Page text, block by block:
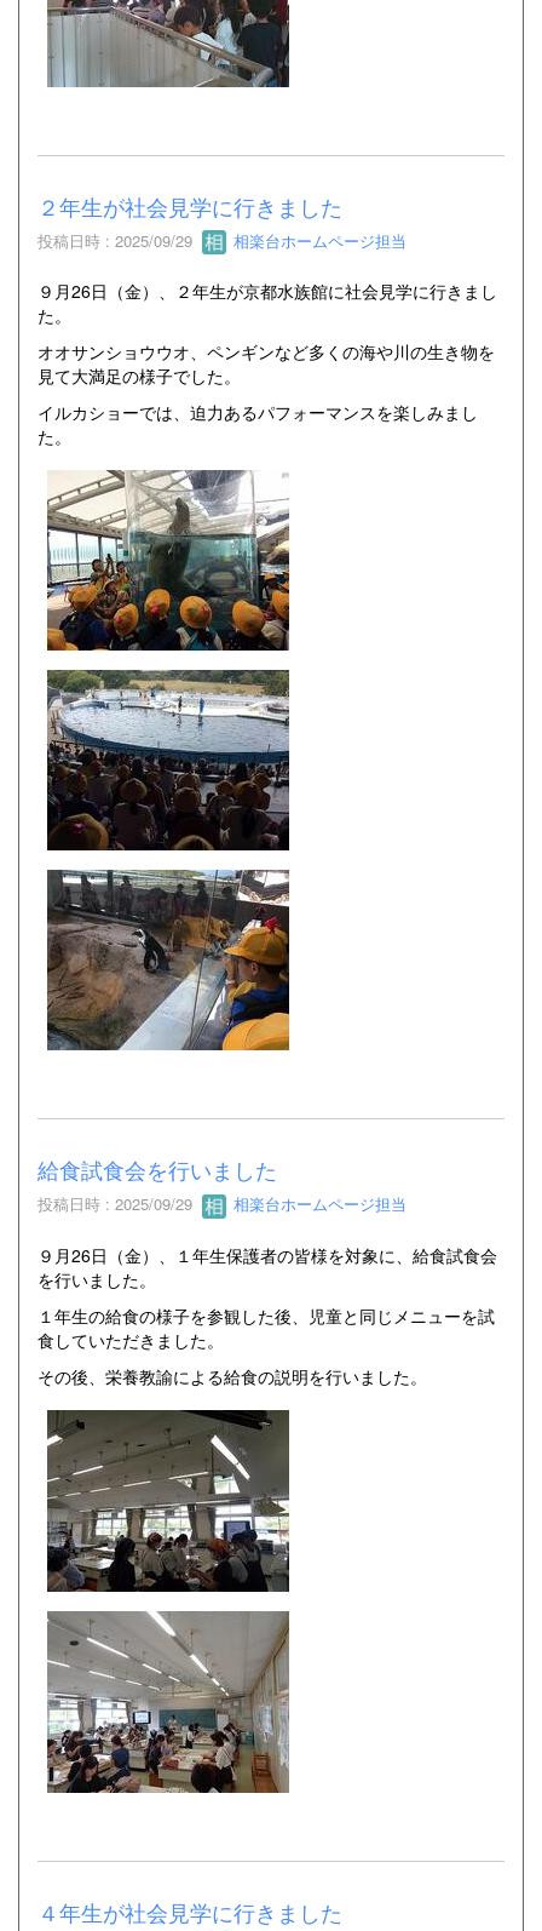
２年生が社会見学に行きました
投稿日時 : 2025/09/29 相楽台ホームページ担当
９月26日（金）、２年生が京都水族館に社会見学に行きまし
た。
オオサンショウウオ、ペンギンなど多くの海や川の生き物を
見て大満足の様子でした。
イルカショーでは、迫力あるパフォーマンスを楽しみまし
た。
給食試食会を行いました
投稿日時 : 2025/09/29 相楽台ホームページ担当
９月26日（金）、１年生保護者の皆様を対象に、給食試食会
を行いました。
１年生の給食の様子を参観した後、児童と同じメニューを試
食していただきました。
その後、栄養教諭による給食の説明を行いました。
４年生が社会見学に行きました